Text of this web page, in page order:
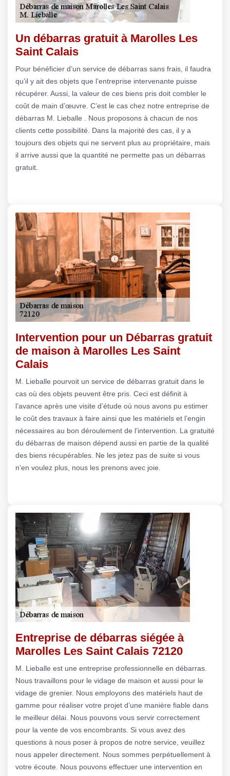
Un débarras gratuit à Marolles Les
Saint Calais
Pour bénéficier d’un service de débarras sans frais, il faudra
qu’il y ait des objets que l’entreprise intervenante puisse
récupérer. Aussi, la valeur de ces biens pris doit combler le
coût de main d’œuvre. C’est le cas chez notre entreprise de
débarras M. Lieballe . Nous proposons à chacun de nos
clients cette possibilité. Dans la majorité des cas, il y a
toujours des objets qui ne servent plus au propriétaire, mais
il arrive aussi que la quantité ne permette pas un débarras
gratuit.
Intervention pour un Débarras gratuit
de maison à Marolles Les Saint
Calais
M. Lieballe pourvoit un service de débarras gratuit dans le
cas où des objets peuvent être pris. Ceci est définit à
l’avance après une visite d’étude où nous avons pu estimer
le coût des travaux à faire ainsi que les matériels et l’engin
nécessaires au bon déroulement de l’intervention. La gratuité
du débarras de maison dépend aussi en partie de la qualité
des biens récupérables. Ne les jetez pas de suite si vous
n’en voulez plus, nous les prenons avec joie.
Entreprise de débarras siégée à
Marolles Les Saint Calais 72120
M. Lieballe est une entreprise professionnelle en débarras.
Nous travaillons pour le vidage de maison et aussi pour le
vidage de grenier. Nous employons des matériels haut de
gamme pour réaliser votre projet d’une manière fiable dans
le meilleur délai. Nous pouvons vous servir correctement
pour la vente de vos encombrants. Si vous avez des
questions à nous poser à propos de notre service, veuillez
nous appeler directement. Nous sommes perpétuellement à
votre écoute. Nous pouvons effectuer une intervention en